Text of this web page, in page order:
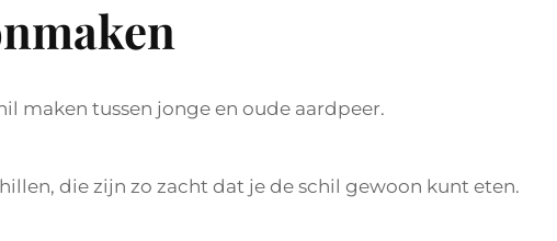
maken tussen jonge en oude aardpeer.
die zijn zo zacht dat je de schil gewoon kunt eten.